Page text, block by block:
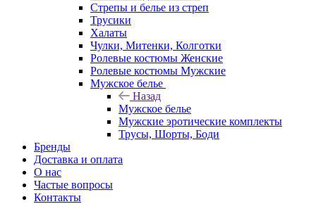
Стрепы и белье из стреп
Трусики
Халаты
Чулки, Митенки, Колготки
Ролевые костюмы Женские
Ролевые костюмы Мужские
Мужское белье
Назад
Мужское белье
Мужские эротические комплекты
Трусы, Шорты, Боди
Бренды
Доставка и оплата
О нас
Частые вопросы
Контакты